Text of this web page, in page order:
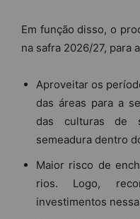
Em função disso, o
na safra 2026/27, para
Aproveitar os
das áreas para a
das culturas de
semeadura dentro
Maior risco de
rios. Logo,
investimentos